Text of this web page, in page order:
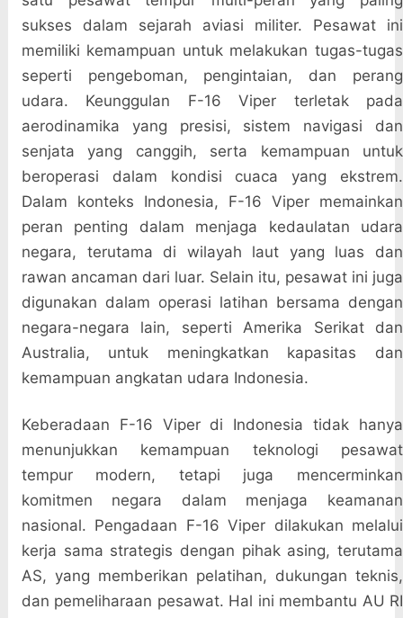
sukses dalam sejarah aviasi militer. Pesawat ini
memiliki kemampuan untuk melakukan tugas-tugas
seperti pengeboman, pengintaian, dan perang
udara. Keunggulan F-16 Viper terletak pada
aerodinamika yang presisi, sistem navigasi dan
senjata yang canggih, serta kemampuan untuk
beroperasi dalam kondisi cuaca yang ekstrem.
Dalam konteks Indonesia, F-16 Viper memainkan
peran penting dalam menjaga kedaulatan udara
negara, terutama di wilayah laut yang luas dan
rawan ancaman dari luar. Selain itu, pesawat ini juga
digunakan dalam operasi latihan bersama dengan
negara-negara lain, seperti Amerika Serikat dan
Australia, untuk meningkatkan kapasitas dan
kemampuan angkatan udara Indonesia.
Keberadaan F-16 Viper di Indonesia tidak hanya
menunjukkan kemampuan teknologi pesawat
tempur modern, tetapi juga mencerminkan
komitmen negara dalam menjaga keamanan
nasional. Pengadaan F-16 Viper dilakukan melalui
kerja sama strategis dengan pihak asing, terutama
AS, yang memberikan pelatihan, dukungan teknis,
dan pemeliharaan pesawat. Hal ini membantu AU RI